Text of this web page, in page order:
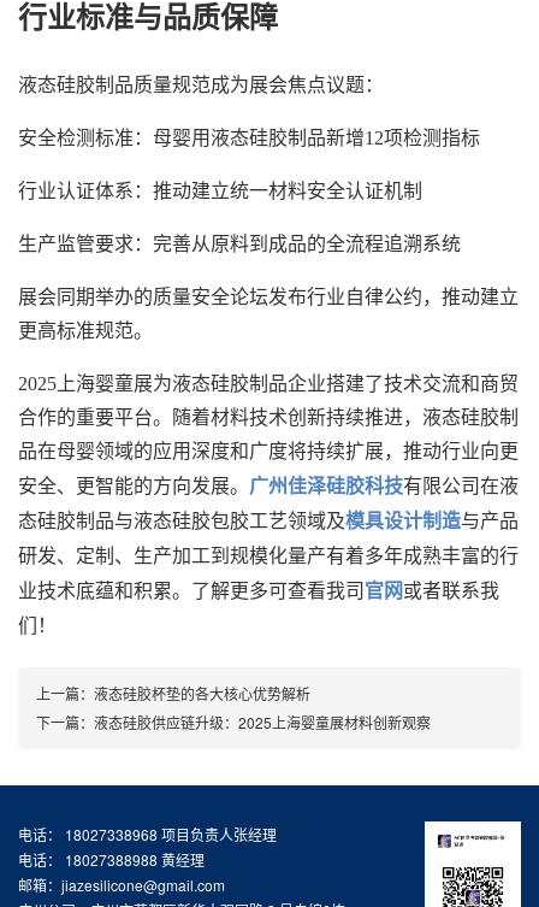
行业标准与品质保障
液态硅胶制品质量规范成为展会焦点议题：
安全检测标准：母婴用液态硅胶制品新增12项检测指标
行业认证体系：推动建立统一材料安全认证机制
生产监管要求：完善从原料到成品的全流程追溯系统
展会同期举办的质量安全论坛发布行业自律公约，推动建立
更高标准规范。
2025上海婴童展为液态硅胶制品企业搭建了技术交流和商贸
合作的重要平台。随着材料技术创新持续推进，液态硅胶制
品在母婴领域的应用深度和广度将持续扩展，推动行业向更
安全、更智能的方向发展。 广州佳泽硅胶科技有限公司在液
态硅胶制品与液态硅胶包胶工艺领域及模具设计制造与产品
研发、定制、生产加工到规模化量产有着多年成熟丰富的行
业技术底蕴和积累。了解更多可查看我司官网或者联系我
们！
上一篇： 液态硅胶杯垫的各大核心优势解析
下一篇： 液态硅胶供应链升级：2025上海婴童展材料创新观察
电话： 18027338968 项目负责人张经理
电话： 18027388988 黄经理
邮箱：jiazesilicone@gmail.com